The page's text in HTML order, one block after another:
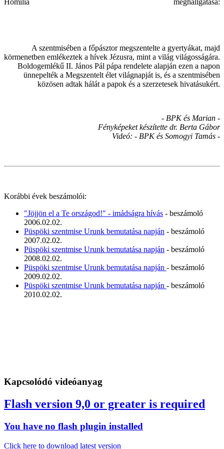
A szentmisében a főpásztor megszentelte a gyertyákat, majd
körmenetben emlékeztek a hívek Jézusra, mint a világ világosságára.
Boldogemlékű II. János Pál pápa rendelete alapján ezen a napon
ünnepelték a Megszentelt élet világnapját is, és a szentmisében
közösen adtak hálát a papok és a szerzetesek hivatásukért.
- BPK és Marian -
Fényképeket készítette dr. Berta Gábor
Videó: - BPK és Somogyi Tamás -
Korábbi évek beszámolói:
"Jöjjön el a Te országod!" - imádságra hívás - beszámoló
2006.02.02.
Püspöki szentmise Urunk bemutatása napján - beszámoló
2007.02.02.
Püspöki szentmise Urunk bemutatása napján - beszámoló
2008.02.02.
Püspöki szentmise Urunk bemutatása napján - beszámoló
2009.02.02.
Püspöki szentmise Urunk bemutatása napján - beszámoló
2010.02.02.
Kapcsolódó videóanyag
Flash version 9,0 or greater is required
You have no flash plugin installed
Click here to download latest version